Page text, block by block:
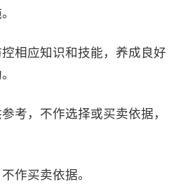
相应知识和技能，养成良好
，不作选择或买卖依据，
作买卖依据。